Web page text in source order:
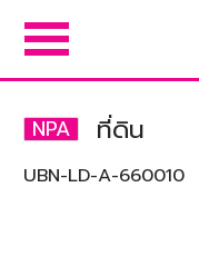
NPA ที่ดิน
UBN-LD-A-660010